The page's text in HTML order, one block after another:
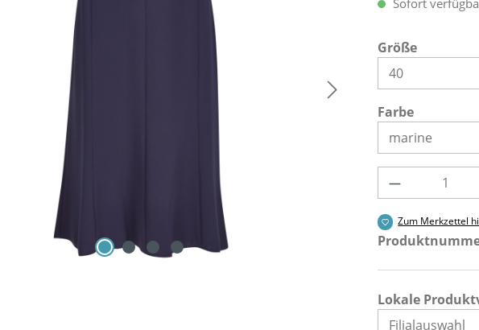
Größe
Farbeauswählen
Produkt
Zum Merkzettel
Lokale